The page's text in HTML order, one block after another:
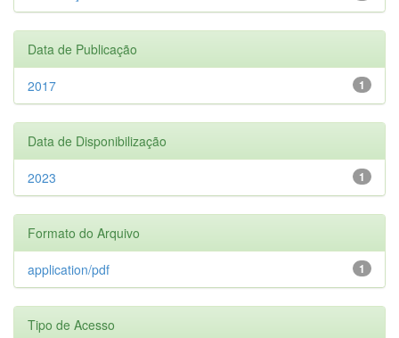
Data de Publicação
1
2017
Data de Disponibilização
1
2023
Formato do Arquivo
1
application/pdf
Tipo de Acesso